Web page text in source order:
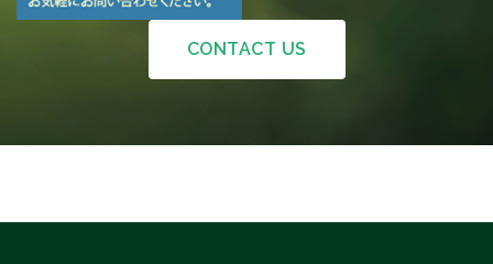
CONTACT US